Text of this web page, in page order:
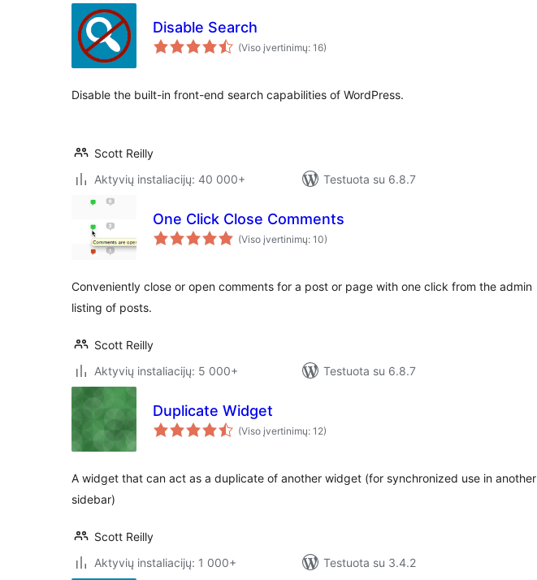
Disable Search
(Viso įvertinimų: 16)
Disable the built-in front-end search capabilities of WordPress.
Scott Reilly
Aktyvių instaliacijų: 40 000+
Testuota su 6.8.7
One Click Close Comments
(Viso įvertinimų: 10)
Conveniently close or open comments for a post or page with one click from the admin
listing of posts.
Scott Reilly
Aktyvių instaliacijų: 5 000+
Testuota su 6.8.7
Duplicate Widget
(Viso įvertinimų: 12)
A widget that can act as a duplicate of another widget (for synchronized use in another
sidebar)
Scott Reilly
Aktyvių instaliacijų: 1 000+
Testuota su 3.4.2